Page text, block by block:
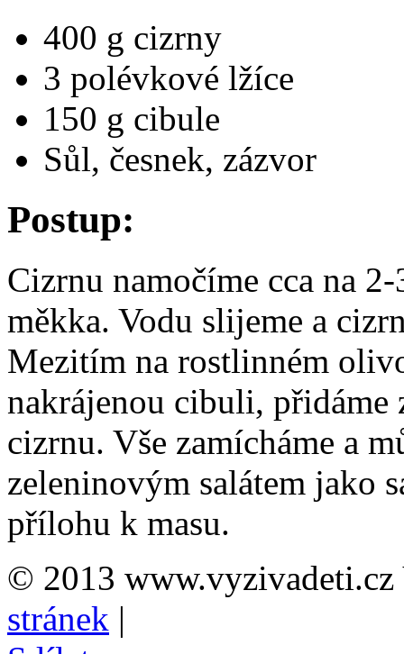
400 g cizrny
3 polévkové lžíce
150 g cibule
Sůl, česnek, zázvor
Postup:
Cizrnu namočíme cca na
měkka. Vodu slijeme a
Mezitím na rostlinném
nakrájenou cibuli, přidáme
cizrnu. Vše zamícháme a
zeleninovým salátem jako
přílohu k masu.
© 2013 www.vyzivadeti.cz
stránek |